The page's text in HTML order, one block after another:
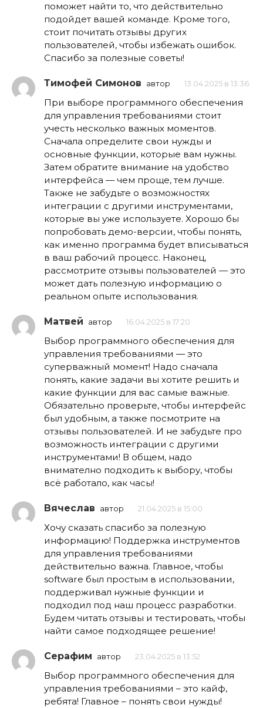
поможет найти то, что действительно
подойдет вашей команде. Кроме того,
стоит почитать отзывы других
пользователей, чтобы избежать ошибок.
Спасибо за полезные советы!
Тимофей Симонов автор 13.04.2025 в 13:36
При выборе программного обеспечения
для управления требованиями стоит
учесть несколько важных моментов.
Сначала определите свои нужды и
основные функции, которые вам нужны.
Затем обратите внимание на удобство
интерфейса — чем проще, тем лучше.
Также не забудьте о возможностях
интеграции с другими инструментами,
которые вы уже используете. Хорошо бы
попробовать демо-версии, чтобы понять,
как именно программа будет вписываться
в ваш рабочий процесс. Наконец,
рассмотрите отзывы пользователей — это
может дать полезную информацию о
реальном опыте использования.
Матвей автор 16.04.2025 в 17:20
Выбор программного обеспечения для
управления требованиями — это
суперважный момент! Надо сначала
понять, какие задачи вы хотите решить и
какие функции для вас самые важные.
Обязательно проверьте, чтобы интерфейс
был удобным, а также посмотрите на
отзывы пользователей. И не забудьте про
возможность интеграции с другими
инструментами! В общем, надо
внимателно подходить к выбору, чтобы
всё работало, как часы!
Вячеслав автор 21.04.2025 в 15:00
Хочу сказать спасибо за полезную
информацию! Поддержка инструментов
для управления требованиями
действительно важна. Главное, чтобы
software был простым в использовании,
поддерживал нужные функции и
подходил под наш процесс разработки.
Будем читать отзывы и тестировать, чтобы
найти самое подходящее решение!
Серафим автор 23.04.2025 в 13:52
Выбор программного обеспечения для
управления требованиями – это кайф,
ребята! Главное – понять свои нужды!